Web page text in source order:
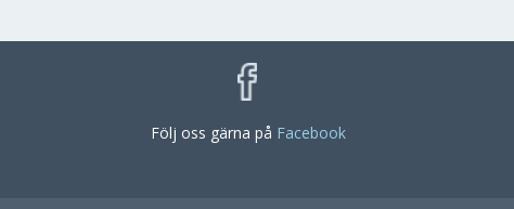
Följ oss gärna på Facebook